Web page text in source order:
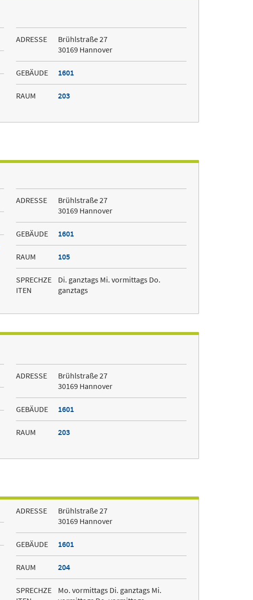
ADRESSE
Brühlstraße 27
30169 Hannover
GEBÄUDE 1601
RAUM 203
ADRESSE
Brühlstraße 27
30169 Hannover
GEBÄUDE 1601
RAUM 105
SPRECHZE
ITEN
Di. ganztags Mi. vormittags Do.
ganztags
ADRESSE
Brühlstraße 27
30169 Hannover
GEBÄUDE 1601
RAUM 203
ADRESSE
Brühlstraße 27
30169 Hannover
GEBÄUDE 1601
RAUM 204
SPRECHZE
Mo. vormittags Di. ganztags Mi.